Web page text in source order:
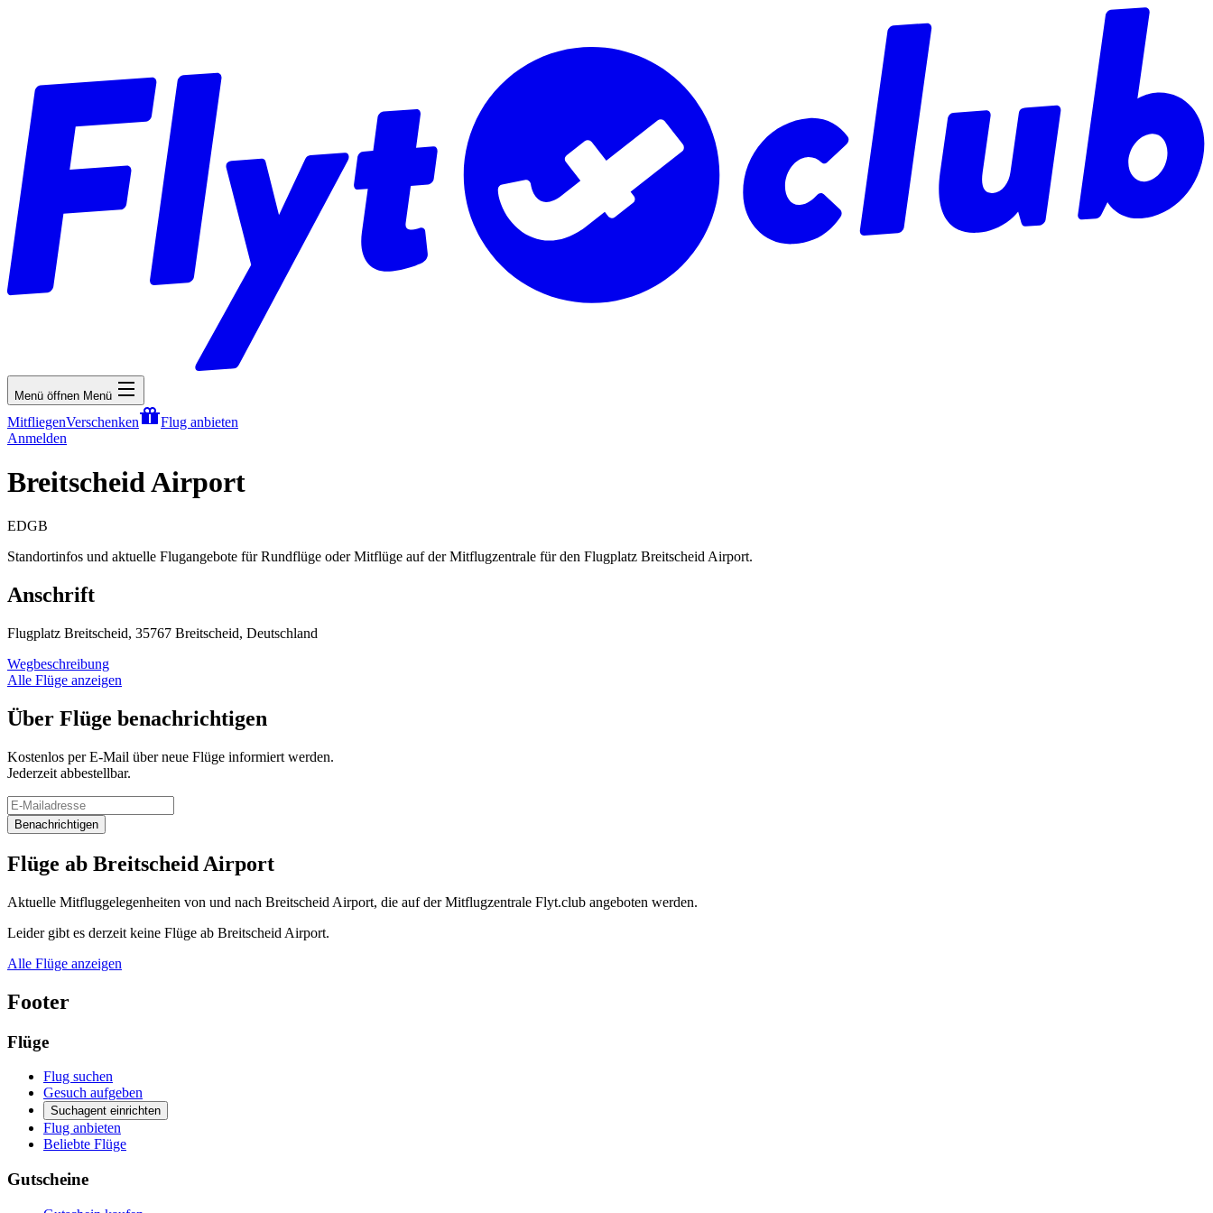
Menü öffnen Menü
MitfliegenVerschenken
Flug anbieten
Anmelden
Breitscheid Airport
EDGB
Standortinfos und aktuelle Flugangebote für Rundflüge oder Mitflüge auf der Mitflugzentrale für den Flugplatz Breitscheid Airport.
Anschrift
Flugplatz Breitscheid, 35767 Breitscheid, Deutschland
Wegbeschreibung
Alle Flüge anzeigen
Über Flüge benachrichtigen
Kostenlos per E-Mail über neue Flüge informiert werden.
Jederzeit abbestellbar.
Benachrichtigen
Flüge ab Breitscheid Airport
Aktuelle Mitfluggelegenheiten von und nach Breitscheid Airport, die auf der Mitflugzentrale Flyt.club angeboten werden.
Leider gibt es derzeit keine Flüge ab Breitscheid Airport.
Alle Flüge anzeigen
Footer
Flüge
Flug suchen
Gesuch aufgeben
Suchagent einrichten
Flug anbieten
Beliebte Flüge
Gutscheine